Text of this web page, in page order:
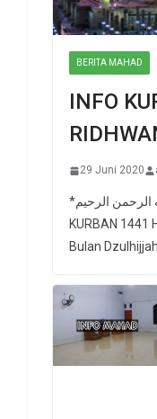
BERITA MAHAD
INFO
29 Juni 2020
*بسم الله الرحمن الرحيم.* ? INFO IBADAH
KURBAN 1441
Bulan